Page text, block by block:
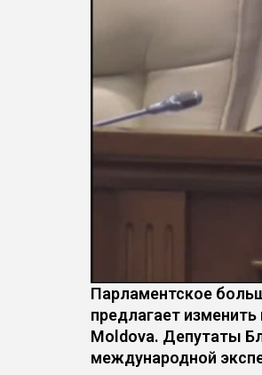
Парламентское
предлагает
Moldova. Депутаты
международной